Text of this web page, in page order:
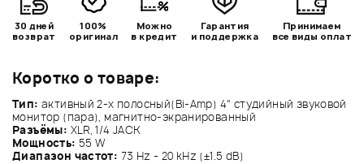
Коротко о товаре:
Тип: активный 2-х полосный(Bi-Amp) 4" студийный звуковой
монитор (пара), магнитно-экранированный
Разъёмы: XLR, 1/4 JACK
Мощность: 55 W
Диапазон частот: 73 Hz - 20 kHz (±1.5 dB)
30 дней
возврат
100%
оригинал
Можно
в кредит
Гарантия
и поддержка
Принимаем
все виды оплат